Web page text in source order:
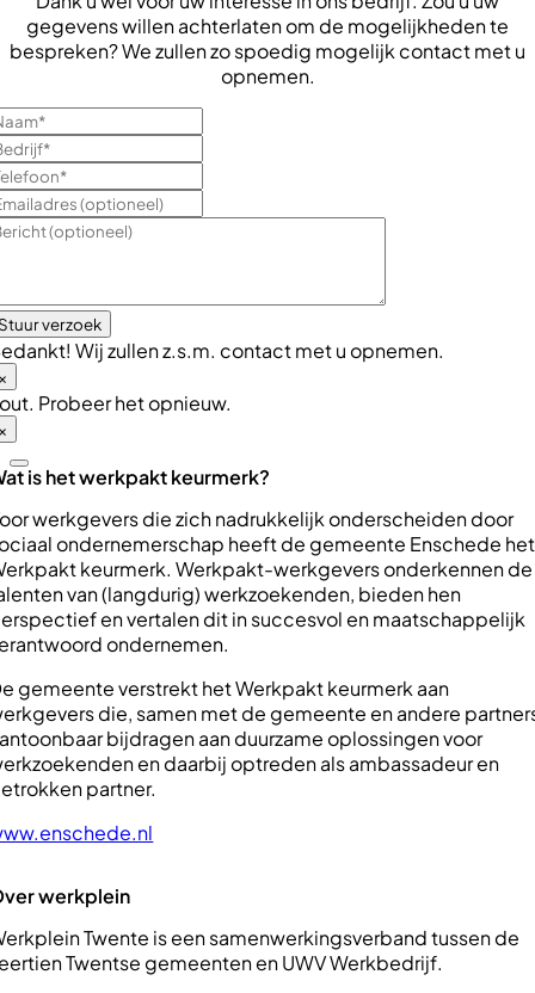
gegevens willen achterlaten om de mogelijkheden te
bespreken? We zullen zo spoedig mogelijk contact met u
opnemen.
verzoek
Wij zullen z.s.m. contact met u opnemen.
Probeer het opnieuw.
is het werkpakt keurmerk?
werkgevers die zich nadrukkelijk onderscheiden door
ondernemerschap heeft de gemeente Enschede het
keurmerk. Werkpakt-werkgevers onderkennen de
van (langdurig) werkzoekenden, bieden hen
en vertalen dit in succesvol en maatschappelijk
ondernemen.
gemeente verstrekt het Werkpakt keurmerk aan
die, samen met de gemeente en andere
bijdragen aan duurzame oplossingen voor
en daarbij optreden als ambassadeur en
partner.
werkplein
Twente is een samenwerkingsverband tussen de
Twentse gemeenten en UWV Werkbedrijf.